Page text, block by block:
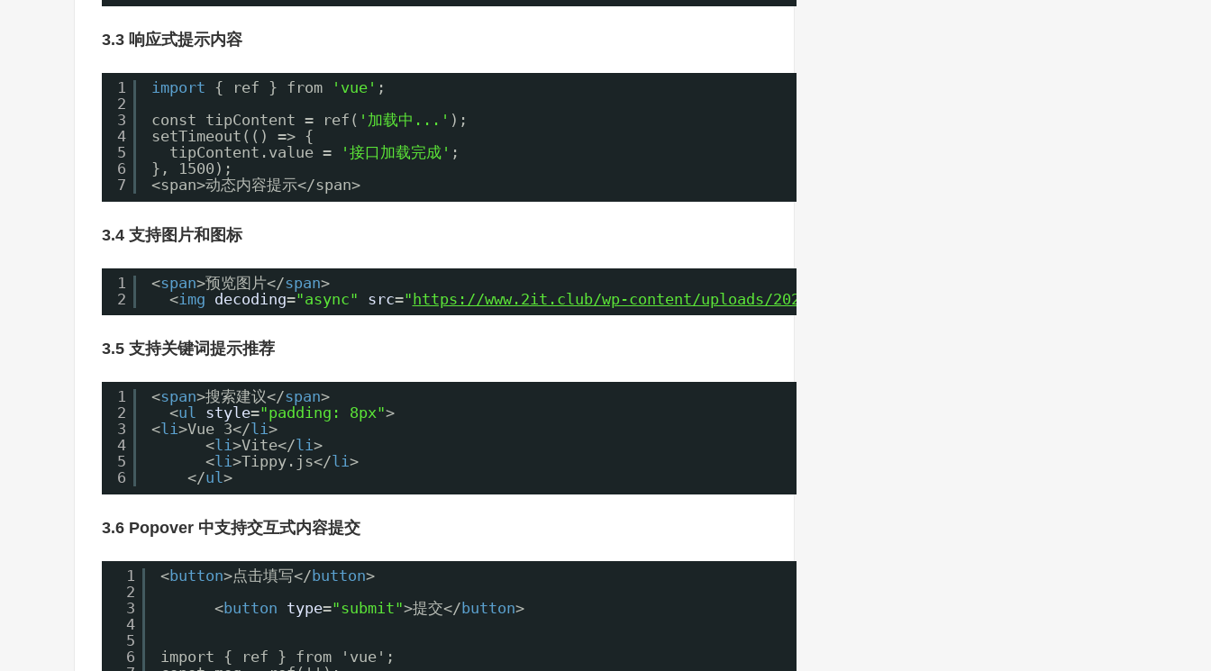
3.3 响应式提示内容
1
2
3
4
5
6
7
import { ref } from 'vue' ;
const tipContent = ref( '加载中...' );
setTimeout(() => {
tipContent.value =
'接口加载完成' ;
}, 1500);
<span>动态内容提示</span>
3.4 支持图片和图标
1
2
<span>预览图片</span>
<img decoding="async" src=" https://www.2it.club/wp-content/uploads/2025/08/frc-9fd4a817eb6b7ad85874653467e40359.jpg
3.5 支持关键词提示推荐
1
2
3
4
5
6
<span>搜索建议</span>
<ul style="padding: 8px">
<li>Vue 3</ li>
<li>Vite</ li>
<li>Tippy.js</ li>
</ul>
3.6 Popover 中支持交互式内容提交
1
2
3
4
5
6
<button>点击填写</ button>
<button type="submit">提交</ button>
import { ref } from 'vue';